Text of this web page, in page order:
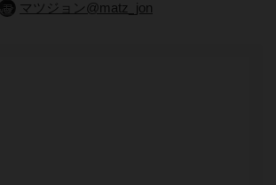
マツジョン@matz_jon